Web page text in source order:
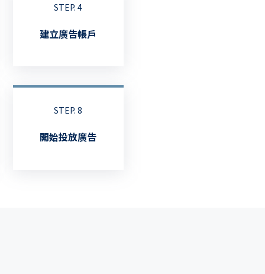
STEP. 4
建立廣告帳戶
STEP. 8
開始投放廣告